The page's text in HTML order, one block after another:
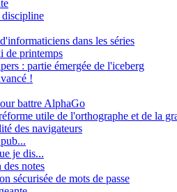
discipline
dans les séries
de printemps
: partie émergée de l'iceberg
!
battre AlphaGo
utile de l'orthographe et de la
des navigateurs
je dis...
notes
sécurisée de mots de passe